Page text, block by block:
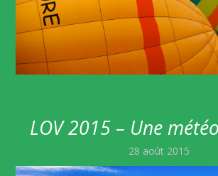
LOV 2015 – Une
28 août 2015